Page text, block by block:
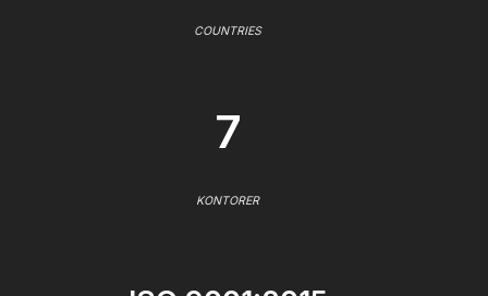
COUNTRIES
7
KONTORER